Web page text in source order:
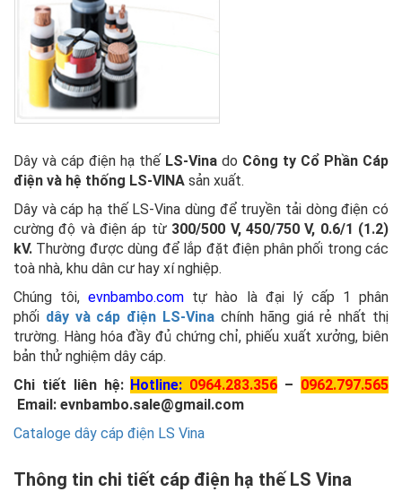
Dây và cáp điện hạ thế LS-Vina do Công ty Cổ Phần Cáp
điện và hệ thống LS-VINA sản xuất.
Dây và cáp hạ thế LS-Vina dùng để truyền tải dòng điện có
cường độ và điện áp từ 300/500 V, 450/750 V, 0.6/1 (1.2)
kV. Thường được dùng để lắp đặt điện phân phối trong các
toà nhà, khu dân cư hay xí nghiệp.
Chúng tôi,evnbambo.com tự hào là đại lý cấp 1 phân
phối dây và cáp điện LS-Vina chính hãng giá rẻ nhất thị
trường. Hàng hóa đầy đủ chứng chỉ, phiếu xuất xưởng, biên
bản thử nghiệm dây cáp.
Chi tiết liên hệ: Hotline: 0964.283.356 – 0962.797.565
Email: evnbambo.sale@gmail.com
Cataloge dây cáp điện LS Vina
Thông tin chi tiết cáp điện hạ thế LS Vina